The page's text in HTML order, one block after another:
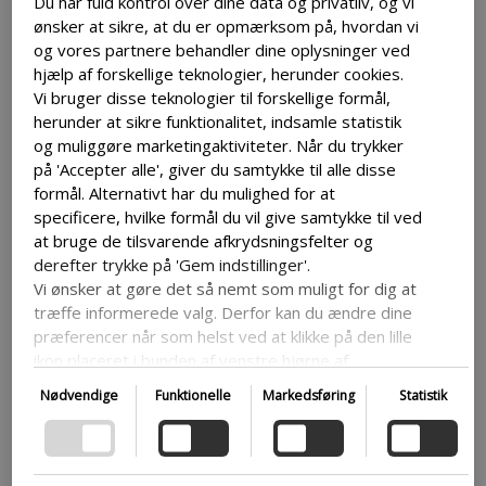
Der er mange forskellige plugins, som
lader dig tilføje deling-knapper og lade dig
tilpasse det til din æstetikken på din
hjemmeside og de netværker du gerne vil
have folk til at dele til. Dette kan gøres
med plugins somAddToAnyeller
ShareThis.
Tilføj indholdsfortegnelse
For at gøre din hjemmeside nemmere at
navigere i og giver folk et nemt overblik
over indholdet i opslaget, så kan tilføje en
indholdsfortegnelse i starten. Du kan gøre
dette manuelt eller med plugins.
ønsker at sikre, at du er opmærksom på, hvordan vi
og vores partnere behandler dine oplysninger ved
hjælp af forskellige teknologier, herunder cookies.
Vi bruger disse teknologier til forskellige formål,
herunder at sikre funktionalitet, indsamle statistik
og muliggøre marketingaktiviteter. Når du trykker
på 'Accepter alle', giver du samtykke til alle disse
formål. Alternativt har du mulighed for at
specificere, hvilke formål du vil give samtykke til ved
at bruge de tilsvarende afkrydsningsfelter og
derefter trykke på 'Gem indstillinger'.
Vi ønsker at gøre det så nemt som muligt for dig at
træffe informerede valg. Derfor kan du ændre dine
præferencer når som helst ved at klikke på den lille
ikon placeret i bunden af venstre hjørne af
hjemmesiden og dermed trække dit samtykke
tilbage. Hvis du ønsker at dykke dybere ned i vores
brug af cookies og andre teknologier, samt vores
indsamling og behandling af personoplysninger,
opfordrer vi dig til at læse mere ved at følge det
Nødvendige Funktionelle Markedsføring Statistik